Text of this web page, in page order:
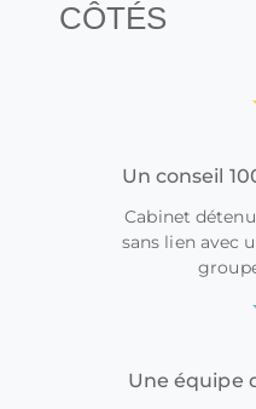
CÔTÉS
Un conseil
Cabinet
sans lien avec
Une équipe